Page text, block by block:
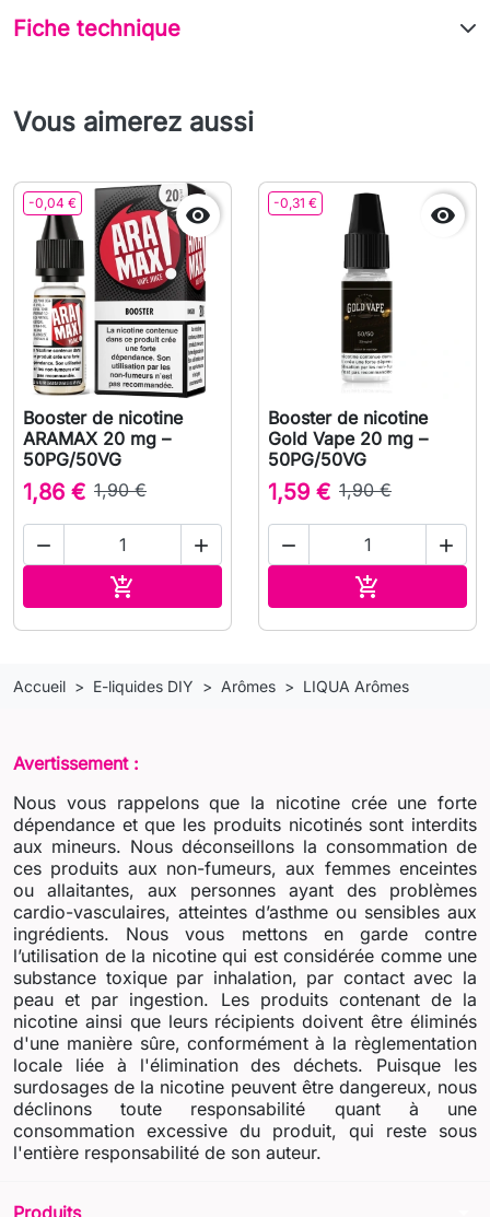
Fiche technique
Vous aimerez aussi
-0,04 € 
Booster de nicotine
ARAMAX 20 mg –
50PG/50VG
1,86 € 1,90 €
 

-0,31 € 
Booster de nicotine
Gold Vape 20 mg –
50PG/50VG
1,59 € 1,90 €
 

Accueil E-liquides DIY Arômes LIQUA Arômes
Avertissement :
Nous vous rappelons que la nicotine crée une forte
dépendance et que les produits nicotinés sont interdits
aux mineurs. Nous déconseillons la consommation de
ces produits aux non-fumeurs, aux femmes enceintes
ou allaitantes, aux personnes ayant des problèmes
cardio-vasculaires, atteintes d’asthme ou sensibles aux
ingrédients. Nous vous mettons en garde contre
l’utilisation de la nicotine qui est considérée comme une
substance toxique par inhalation, par contact avec la
peau et par ingestion. Les produits contenant de la
nicotine ainsi que leurs récipients doivent être éliminés
d'une manière sûre, conformément à la règlementation
locale liée à l'élimination des déchets. Puisque les
surdosages de la nicotine peuvent être dangereux, nous
déclinons toute responsabilité quant à une
consommation excessive du produit, qui reste sous
l'entière responsabilité de son auteur.